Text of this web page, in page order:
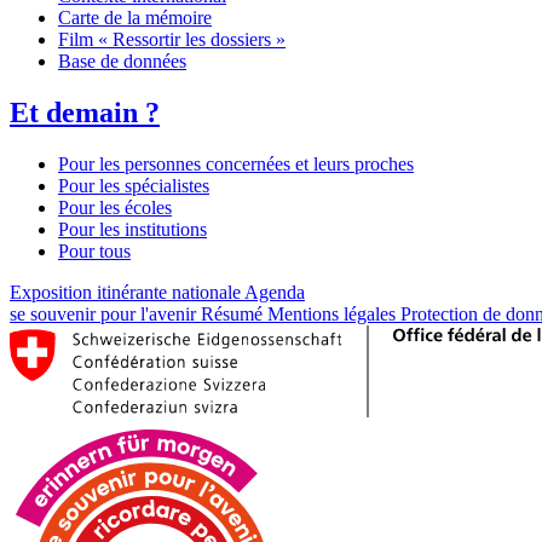
Carte de la mémoire
Film « Ressortir les dossiers »
Base de données
Et demain ?
Pour les personnes concernées et leurs proches
Pour les spécialistes
Pour les écoles
Pour les institutions
Pour tous
Exposition itinérante nationale Agenda
se souvenir pour l'avenirRésumé Mentions légales Protection de